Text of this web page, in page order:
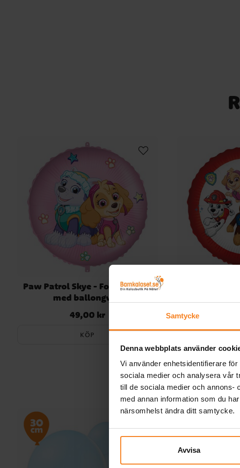
Samtycke
Denna webbplats använder
Vi använder enhetsidentifierare
sociala medier och analysera vår
till de sociala medier och annons-
med annan information som du
närsomhelst ändra ditt samtycke.
Avvisa
Paw Patrol Skye - Folieballong
med ballongvikt
Pris:49,00 kr
49,00 kr
KÖP